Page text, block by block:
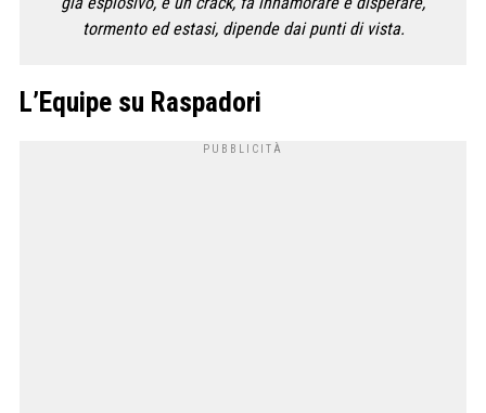
tormento ed estasi, dipende dai punti di vista.
L’Equipe su Raspadori